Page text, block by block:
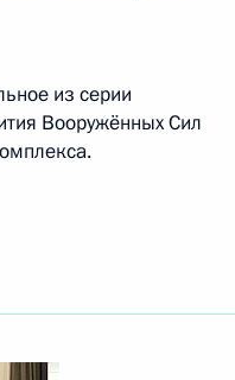
из серии
Вооружённых Сил